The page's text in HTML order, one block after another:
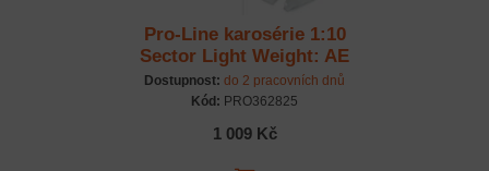
Pro-Line karosérie 1:10
Sector Light Weight: AE
B6.4
Dostupnost: do 2 pracovních dnů
Kód: PRO362825
1 009 Kč